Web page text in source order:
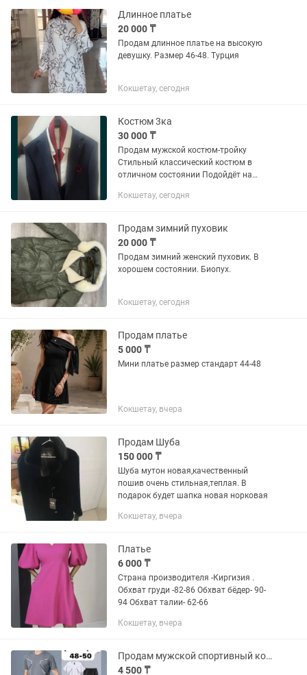
Длинное платье
20 000 ₸
Продам длинное платье на высокую
девушку. Размер 46-48. Турция
Кокшетау, сегодня
Костюм 3ка
30 000 ₸
Продам мужской костюм-тройку
Стильный классический костюм в
отличном состоянии Подойдёт на
Кокшетау, сегодня
Продам зимний пуховик
20 000 ₸
Продам зимний женский пуховик. В
хорошем состоянии. Биопух.
Кокшетау, сегодня
Продам платье
5 000 ₸
Мини платье размер стандарт 44-48
Кокшетау, вчера
Продам Шуба
150 000 ₸
Шуба мутон новая,качественный
пошив очень стильная,теплая. В
подарок будет шапка новая норковая
Кокшетау, вчера
Платье
6 000 ₸
Страна производителя -Киргизия .
Обхват груди -82-86 Обхват бёдер- 90-
94 Обхват талии- 62-66
Кокшетау, вчера
Продам мужской спортивный костюм на лето. Новый.
4 500 ₸